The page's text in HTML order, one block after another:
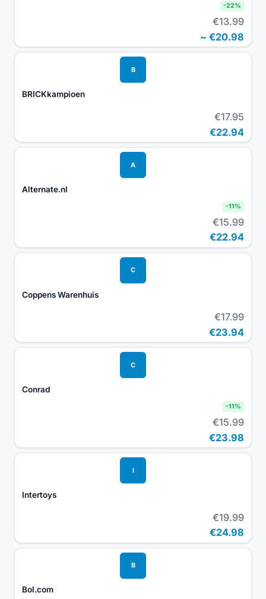
-22%
€13.99
~ €20.98
B
BRICKkampioen
€17.95
€22.94
A
Alternate.nl
-11%
€15.99
€22.94
C
Coppens Warenhuis
€17.99
€23.94
C
Conrad
-11%
€15.99
€23.98
I
Intertoys
€19.99
€24.98
B
Bol.com